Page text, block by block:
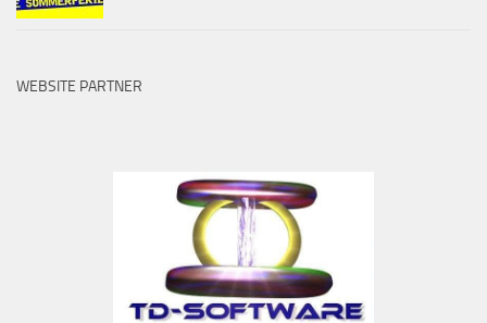
WEBSITE PARTNER